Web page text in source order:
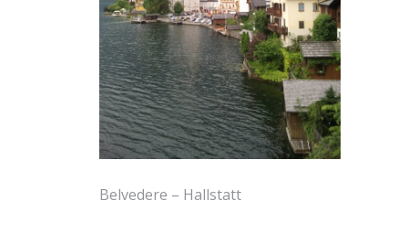
Belvedere – Hallstatt